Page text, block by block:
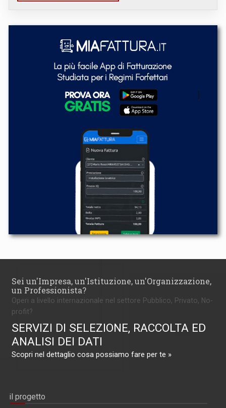
Sei un'Impresa, un'Istituzione, un'Organizzazione,
un Professionista?
Operi a livello internazionale nel settore Pubblico, Privato, No-
profit?
SERVIZI DI SELEZIONE, RACCOLTA ED
ANALISI DEI DATI
Scopri nel dettaglio cosa possiamo fare per te »
il progetto